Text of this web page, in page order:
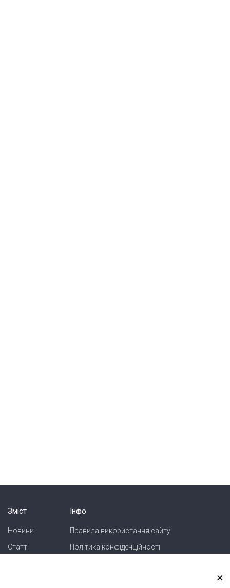
Зміст
Новини
Статті
Інфо
Правила використання сайту
Політика конфіденційності
×